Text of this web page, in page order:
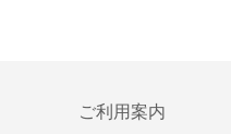
ご利用案内